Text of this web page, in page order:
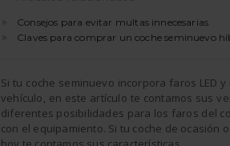
Consejos para evitar multas innecesarias
Claves para comprar un coche seminuevo
Si tu coche seminuevo incorpora faros LED
vehículo, en este artículo te contamos sus
diferentes posibilidades para los faros del
con el equipamiento. Si tu coche de ocasión